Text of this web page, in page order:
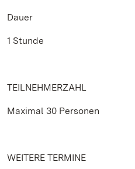
Dauer
1 Stunde
TEILNEHMERZAHL
Maximal 30 Personen
WEITERE TERMINE